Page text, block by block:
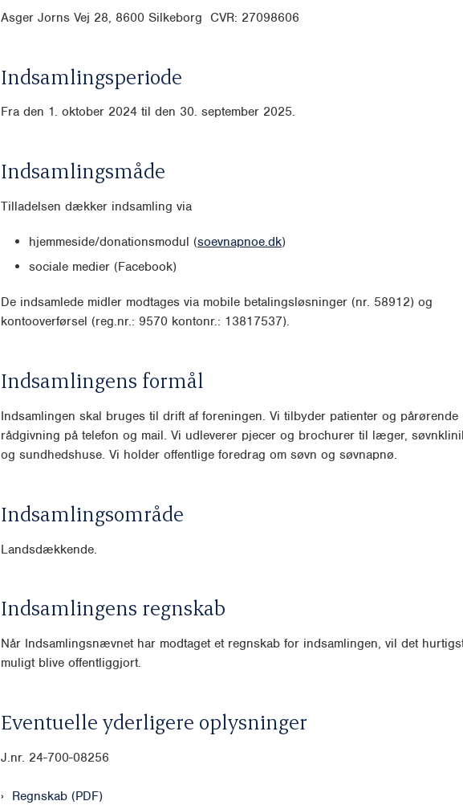
Asger Jorns Vej 28, 8600 Silkeborg CVR: 27098606
Indsamlingsperiode
Fra den 1. oktober 2024 til den 30. september 2025.
Indsamlingsmåde
Tilladelsen dækker indsamling via
hjemmeside/donationsmodul (soevnapnoe.dk)
sociale medier (Facebook)
De indsamlede midler modtages via mobile betalingsløsninger (nr. 58912) og
kontooverførsel (reg.nr.: 9570 kontonr.: 13817537).
Indsamlingens formål
Indsamlingen skal bruges til drift af foreningen. Vi tilbyder patienter og pårørende
rådgivning på telefon og mail. Vi udleverer pjecer og brochurer til læger,
og sundhedshuse. Vi holder offentlige foredrag om søvn og søvnapnø.
Indsamlingsområde
Landsdækkende.
Indsamlingens regnskab
Når Indsamlingsnævnet har modtaget et regnskab for indsamlingen, vil det
muligt blive offentliggjort.
Eventuelle yderligere oplysninger
J.nr. 24-700-08256
Regnskab (PDF)